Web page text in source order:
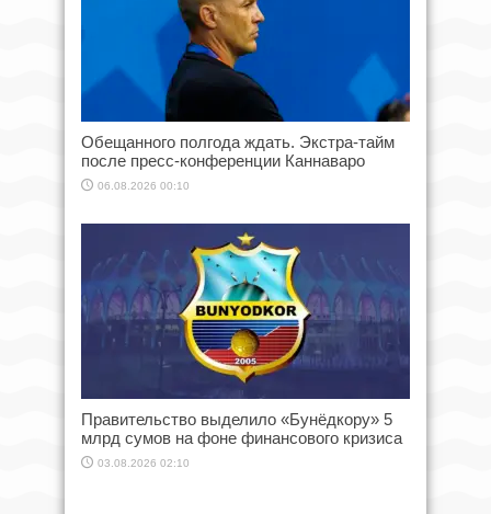
Обещанного полгода ждать. Экстра-тайм
после пресс-конференции Каннаваро
06.08.2026 00:10
Правительство выделило «Бунёдкору» 5
млрд сумов на фоне финансового кризиса
03.08.2026 02:10